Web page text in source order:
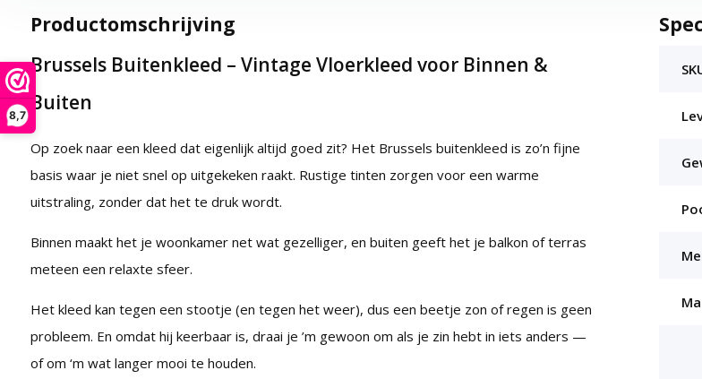
8,7
Productomschrijving
Brussels Buitenkleed – Vintage Vloerkleed voor Binnen &
Buiten
Op zoek naar een kleed dat eigenlijk altijd goed zit? Het Brussels buitenkleed is zo’n fijne
basis waar je niet snel op uitgekeken raakt. Rustige tinten zorgen voor een warme
uitstraling, zonder dat het te druk wordt.
Binnen maakt het je woonkamer net wat gezelliger, en buiten geeft het je balkon of terras
meteen een relaxte sfeer.
Het kleed kan tegen een stootje (en tegen het weer), dus een beetje zon of regen is geen
probleem. En omdat hij keerbaar is, draai je ’m gewoon om als je zin hebt in iets anders —
of om ‘m wat langer mooi te houden.